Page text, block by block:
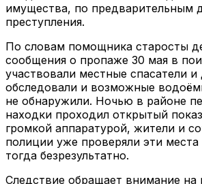
имущества, по предварительным
преступления.
По словам помощника старосты
сообщения о пропаже 30 мая в
участвовали местные спасатели
обследовали и возможные
не обнаружили. Ночью в районе
находки проходил открытый
громкой аппаратурой, жители и
полиции уже проверяли эти места
тогда безрезультатно.
Следствие обращает внимание на